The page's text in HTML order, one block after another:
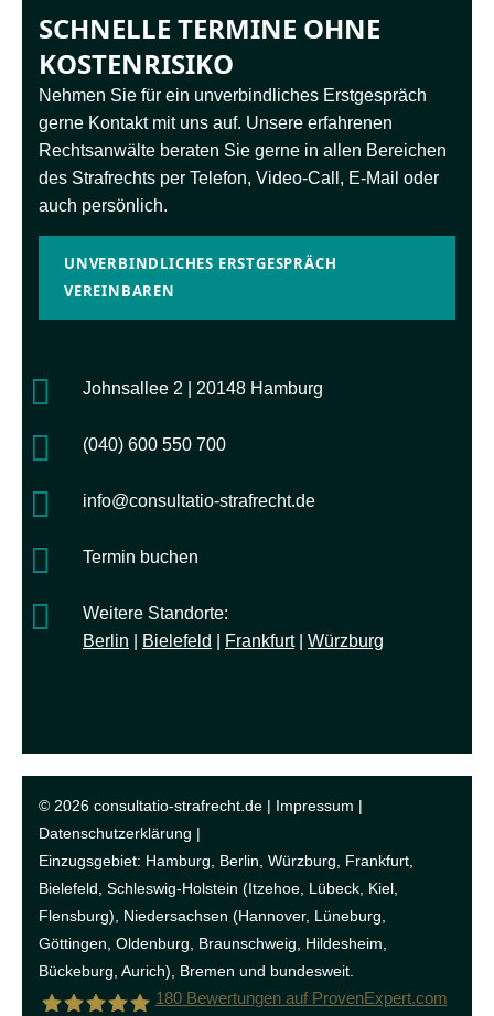
SCHNELLE TERMINE OHNE
KOSTENRISIKO
Nehmen Sie für ein unverbindliches Erstgespräch
gerne Kontakt mit uns auf. Unsere erfahrenen
Rechtsanwälte beraten Sie gerne in allen Bereichen
des Strafrechts per Telefon, Video-Call, E-Mail oder
auch persönlich.
UNVERBINDLICHES ERSTGESPRÄCH
VEREINBAREN
Johnsallee 2 | 20148 Hamburg
(040) 600 550 700
info@consultatio-strafrecht.de
Termin buchen
Weitere Standorte:
Berlin
Bielefeld Frankfurt| Würzburg
© 2026 consultatio-strafrecht.de | Impressum |
Datenschutzerklärung |
Einzugsgebiet: Hamburg Berlin Würzburg Frankfurt
Bielefeld , Schleswig-Holstein (Itzehoe , Lübeck, Kiel,
Flensburg), Niedersachsen (Hannover, Lüneburg,
Göttingen, Oldenburg, Braunschweig, Hildesheim,
Bückeburg, Aurich), Bremen und bundesweit.
180Bewertungen auf ProvenExpert.com